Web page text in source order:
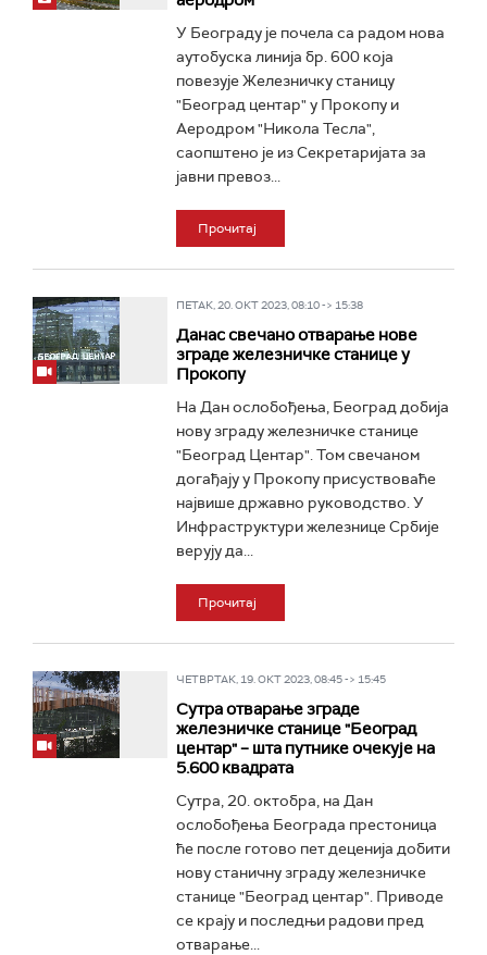
У Београду је почела са радом нова
аутобуска линија бр. 600 која
повезује Железничку станицу
"Београд центар" у Прокопу и
Аеродром "Никола Тесла",
саопштено је из Секретаријата за
јавни превоз...
Прочитај
ПЕТАК, 20. ОКТ 2023, 08:10 -> 15:38
Данас свечано отварање нове
зграде железничке станице у
Прокопу
На Дан ослобођења, Београд добија
нову зграду железничке станице
"Београд Центар". Том свечаном
догађају у Прокопу присуствоваће
највише државно руководство. У
Инфраструктури железнице Србије
верују да...
Прочитај
ЧЕТВРТАК, 19. ОКТ 2023, 08:45 -> 15:45
Сутра отварање зграде
железничке станице "Београд
центар" – шта путнике очекује на
5.600 квадрата
Сутра, 20. октобра, на Дан
ослобођења Београда престоница
ће после готово пет деценија добити
нову станичну зграду железничке
станице "Београд центар". Приводе
се крају и последњи радови пред
отварање...